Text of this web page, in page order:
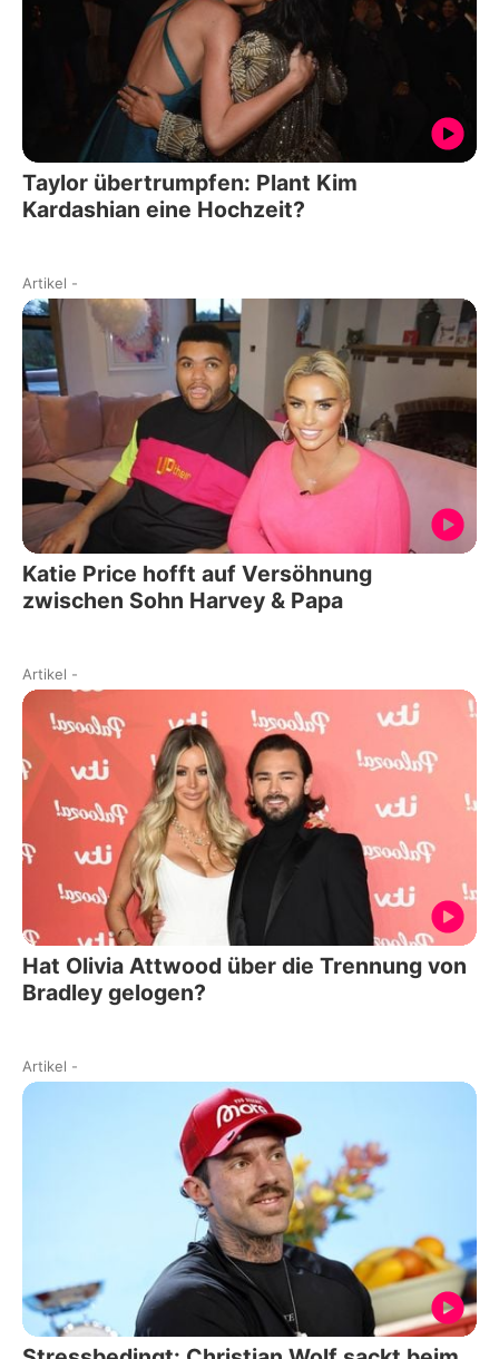
Taylor übertrumpfen: Plant Kim
Kardashian eine Hochzeit?
Artikel -
Katie Price hofft auf Versöhnung
zwischen Sohn Harvey & Papa
Artikel -
Hat Olivia Attwood über die Trennung von
Bradley gelogen?
Artikel -